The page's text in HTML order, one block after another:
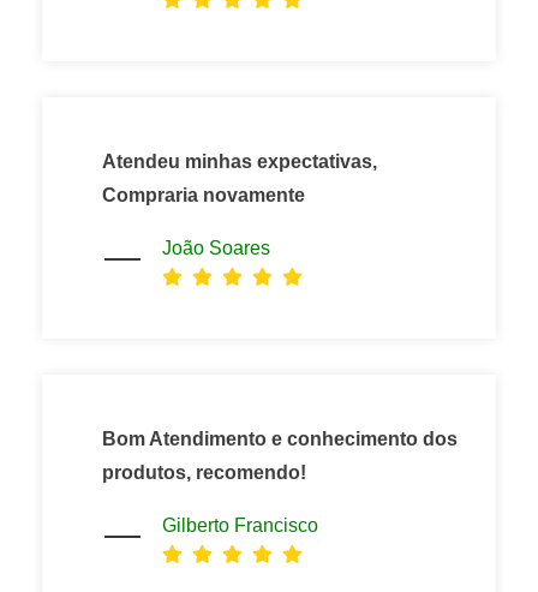
Atendeu minhas expectativas,
Compraria novamente
João Soares
Bom Atendimento e conhecimento dos
produtos, recomendo!
Gilberto Francisco